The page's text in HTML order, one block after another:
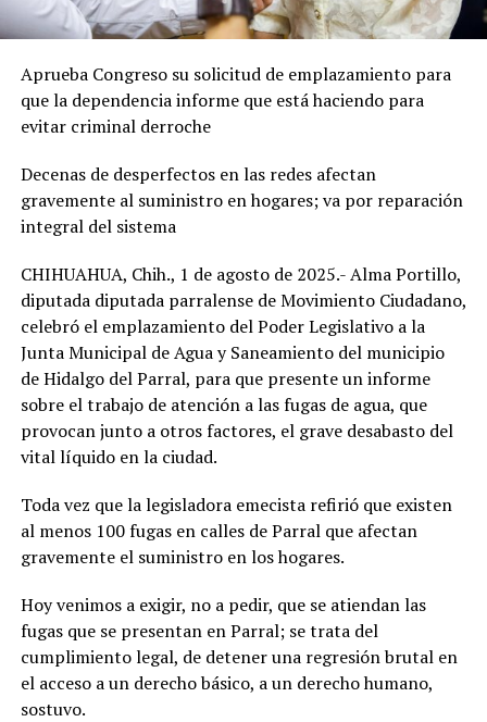
Aprueba Congreso su solicitud de emplazamiento para
que la dependencia informe que está haciendo para
evitar criminal derroche
Decenas de desperfectos en las redes afectan
gravemente al suministro en hogares; va por reparación
integral del sistema
CHIHUAHUA, Chih., 1 de agosto de 2025.- Alma Portillo,
diputada diputada parralense de Movimiento Ciudadano,
celebró el emplazamiento del Poder Legislativo a la
Junta Municipal de Agua y Saneamiento del municipio
de Hidalgo del Parral, para que presente un informe
sobre el trabajo de atención a las fugas de agua, que
provocan junto a otros factores, el grave desabasto del
vital líquido en la ciudad.
Toda vez que la legisladora emecista refirió que existen
al menos 100 fugas en calles de Parral que afectan
gravemente el suministro en los hogares.
Hoy venimos a exigir, no a pedir, que se atiendan las
fugas que se presentan en Parral; se trata del
cumplimiento legal, de detener una regresión brutal en
el acceso a un derecho básico, a un derecho humano,
sostuvo.